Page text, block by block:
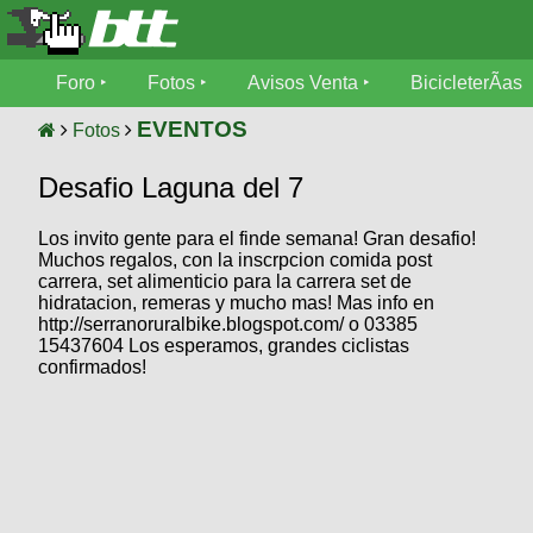
Foro
MecÃ¡nica
Fotos
tu foto
Galeria
XC
Avisos
SUBÃ
tu
aviso
BicicleterÃ­
as
Bicicletas
Foro Fotos Avisos Venta BicicleterÃ­as
Fotos EVENTOS
Desafio Laguna del 7
Los invito gente para el finde semana! Gran desafio!
Muchos regalos, con la inscrpcion comida post
carrera, set alimenticio para la carrera set de
hidratacion, remeras y mucho mas! Mas info en
http://serranoruralbike.blogspot.com/ o 03385
15437604 Los esperamos, grandes ciclistas
confirmados!